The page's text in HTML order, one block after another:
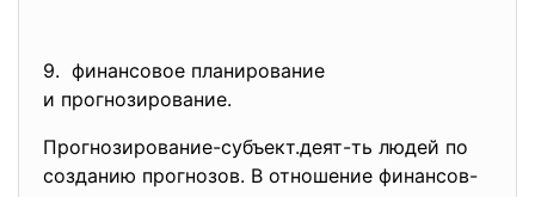
9. финансовое планирование
и прогнозирование.
Прогнозирование-субъект.деят-ть людей по
созданию прогнозов. В отношение финансов-